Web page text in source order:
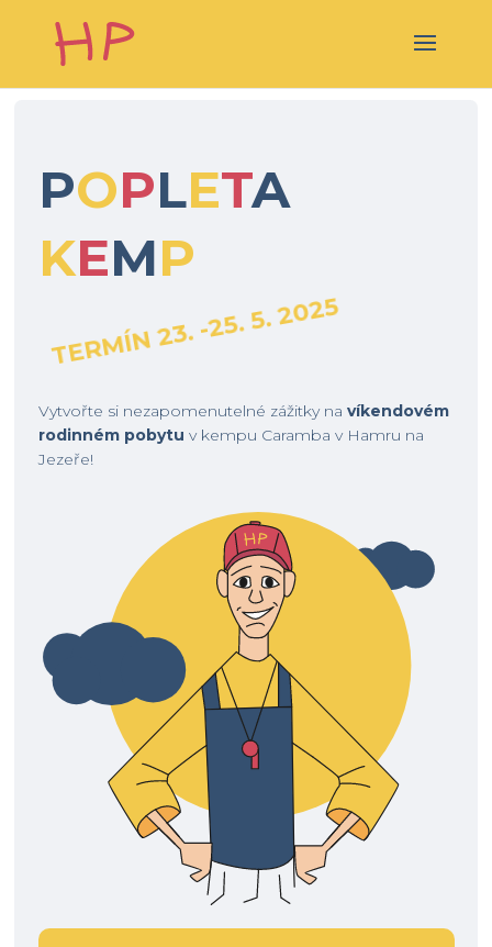
POPLETA
KEMP
TERMÍN 23. -25. 5. 2025
Vytvořte si nezapomenutelné zážitky na víkendovém
rodinném pobytu v kempu Caramba v Hamru na
Jezeře!